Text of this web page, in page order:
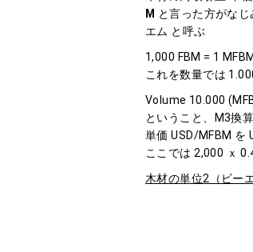
M と言った方がな
エム と呼ぶ
1,000 FBM = 1
これを数量では
Volume 10.000
ということ、M3換
単価 USD/MFBM を
ここでは 2,000 ｘ
木材の単位2（ビーエ